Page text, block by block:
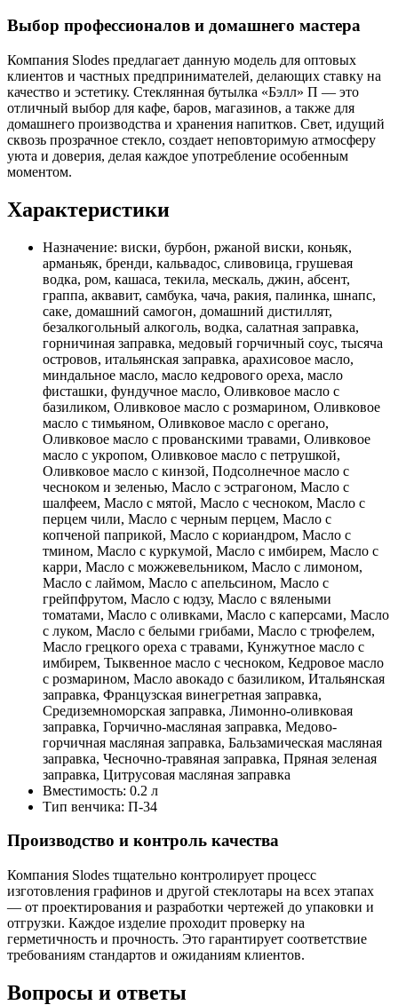
Выбор профессионалов и домашнего мастера
Компания Slodes предлагает данную модель для оптовых
клиентов и частных предпринимателей, делающих ставку на
качество и эстетику. Стеклянная бутылка «Бэлл» П — это
отличный выбор для кафе, баров, магазинов, а также для
домашнего производства и хранения напитков. Свет, идущий
сквозь прозрачное стекло, создает неповторимую атмосферу
уюта и доверия, делая каждое употребление особенным
моментом.
Характеристики
Назначение: виски, бурбон, ржаной виски, коньяк,
арманьяк, бренди, кальвадос, сливовица, грушевая
водка, ром, кашаса, текила, мескаль, джин, абсент,
граппа, аквавит, самбука, чача, ракия, палинка, шнапс,
саке, домашний самогон, домашний дистиллят,
безалкогольный алкоголь, водка, салатная заправка,
горничиная заправка, медовый горчичный соус, тысяча
островов, итальянская заправка, арахисовое масло,
миндальное масло, масло кедрового ореха, масло
фисташки, фундучное масло, Оливковое масло с
базиликом, Оливковое масло с розмарином, Оливковое
масло с тимьяном, Оливковое масло с орегано,
Оливковое масло с прованскими травами, Оливковое
масло с укропом, Оливковое масло с петрушкой,
Оливковое масло с кинзой, Подсолнечное масло с
чесноком и зеленью, Масло с эстрагоном, Масло с
шалфеем, Масло с мятой, Масло с чесноком, Масло с
перцем чили, Масло с черным перцем, Масло с
копченой паприкой, Масло с кориандром, Масло с
тмином, Масло с куркумой, Масло с имбирем, Масло с
карри, Масло с можжевельником, Масло с лимоном,
Масло с лаймом, Масло с апельсином, Масло с
грейпфрутом, Масло с юдзу, Масло с вялеными
томатами, Масло с оливками, Масло с каперсами, Масло
с луком, Масло с белыми грибами, Масло с трюфелем,
Масло грецкого ореха с травами, Кунжутное масло с
имбирем, Тыквенное масло с чесноком, Кедровое масло
с розмарином, Масло авокадо с базиликом, Итальянская
заправка, Французская винегретная заправка,
Средиземноморская заправка, Лимонно-оливковая
заправка, Горчично-масляная заправка, Медово-
горчичная масляная заправка, Бальзамическая масляная
заправка, Чесночно-травяная заправка, Пряная зеленая
заправка, Цитрусовая масляная заправка
Вместимость: 0.2 л
Тип венчика: П-34
Производство и контроль качества
Компания Slodes тщательно контролирует процесс
изготовления графинов и другой стеклотары на всех этапах
— от проектирования и разработки чертежей до упаковки и
отгрузки. Каждое изделие проходит проверку на
герметичность и прочность. Это гарантирует соответствие
требованиям стандартов и ожиданиям клиентов.
Вопросы и ответы